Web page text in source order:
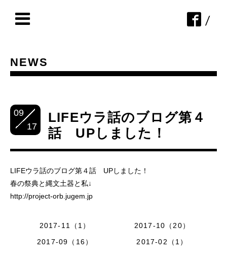
/
NEWS
09
17
LIFEウラ話のブログ第４
話 UPしました！
LIFEウラ話のブログ第４話 UPしました！
春の祭典と縄文土器と私↓
http://project-orb.jugem.jp
2017-11（1）
2017-10（20）
2017-09（16）
2017-02（1）